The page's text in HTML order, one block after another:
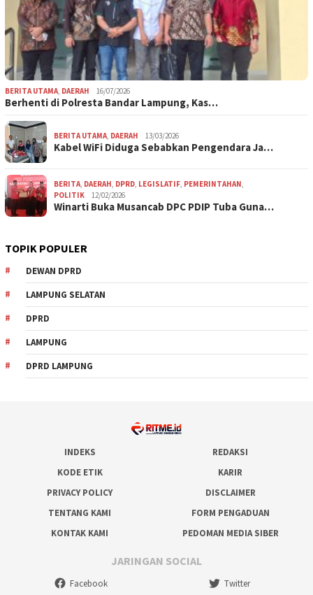
BERITA UTAMA, DAERAH 16/07/2026
Berhenti di Polresta Bandar Lampung, Kas…
BERITA UTAMA, DAERAH 13/03/2026
Kabel WiFi Diduga Sebabkan Pengendara Ja…
BERITA, DAERAH, DPRD, LEGISLATIF, PEMERINTAHAN,
POLITIK
12/02/2026
Winarti Buka Musancab DPC PDIP Tuba Guna…
TOPIK POPULER
DEWAN DPRD
LAMPUNG SELATAN
DPRD
LAMPUNG
DPRD LAMPUNG
INDEKS
REDAKSI
KODE ETIK
KARIR
PRIVACY POLICY
DISCLAIMER
TENTANG KAMI
FORM PENGADUAN
KONTAK KAMI
PEDOMAN MEDIA SIBER
JARINGAN SOCIAL
Facebook Twitter